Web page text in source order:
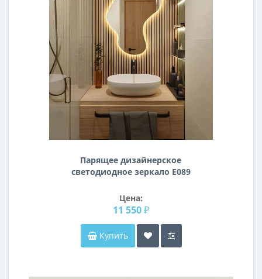
Парящее дизайнерское
светодиодное зеркало E089
Цена:
11 550 ₽
Купить